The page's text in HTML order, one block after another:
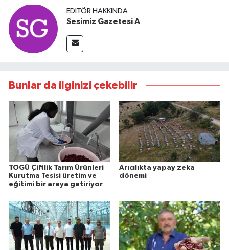
EDITÖR HAKKINDA
Sesimiz Gazetesi A
Bunlar da ilginizi çekebilir
TOGÜ Çiftlik Tarım Ürünleri
Kurutma Tesisi üretim ve
eğitimi bir araya getiriyor
Arıcılıkta yapay zeka
dönemi